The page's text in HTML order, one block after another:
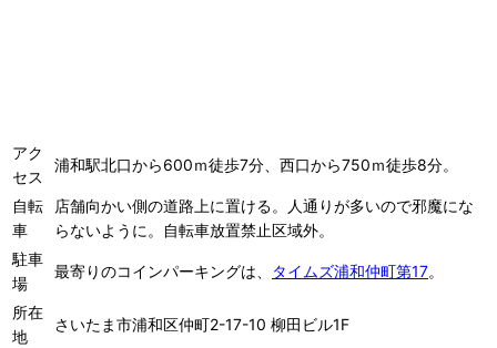
アク
セス
浦和駅北口から600ｍ徒歩7分、西口から750ｍ徒歩8分。
自転
車
店舗向かい側の道路上に置ける。人通りが多いので邪魔にな
らないように。自転車放置禁止区域外。
駐車
場
最寄りのコインパーキングは、 タイムズ浦和仲町第17。
所在
地
さいたま市浦和区仲町2-17-10 柳田ビル1F